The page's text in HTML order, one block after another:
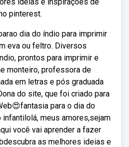
pinterest.
dia do índio para imprimir
eva ou feltro. Diversos
prontos para imprimir e
monteiro, professora de
em letras e pós graduada
do site, que foi criado para
para o dia do
infantilolá, meus amores,sejam
você vai aprender a fazer
as melhores ideias e